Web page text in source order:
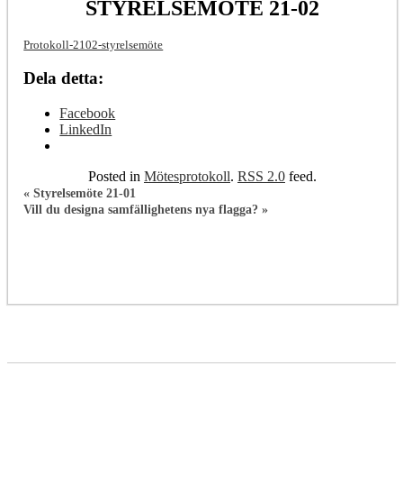
STYRELSEMÖTE 21-02
Protokoll-2102-styrelsemöte
Dela detta:
Facebook
LinkedIn
Posted in Mötesprotokoll. RSS 2.0feed.
« Styrelsemöte 21-01
Vill du designa samfällighetens nya flagga? »